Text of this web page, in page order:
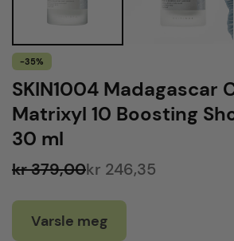
-35%
SKIN1004 Madagascar
Matrixyl 10 Boosting
30 ml
kr 379,00kr 246,35
Varsle meg